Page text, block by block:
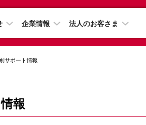
企業情報 法人のお客さま
サポート情報
報